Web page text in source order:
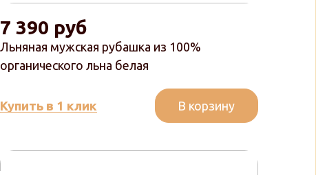
Льняная мужская рубашка из 100%
органического льна белая
7 390 руб
Купить в 1 клик В корзину